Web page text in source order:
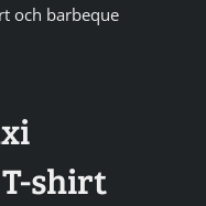
och barbeque
shirt